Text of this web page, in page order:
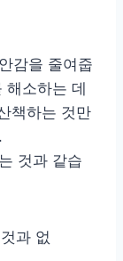
감을 줄여줍
해소하는 데
책하는 것만
것과 같습